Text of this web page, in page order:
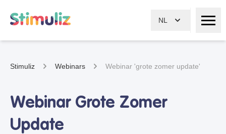
NL
Stimuliz Webinars Webinar 'grote zomer update'
Webinar Grote Zomer
Update